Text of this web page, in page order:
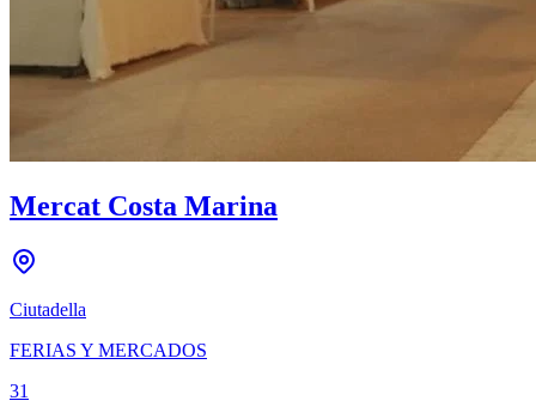
Mercat Costa Marina
Ciutadella
FERIAS Y MERCADOS
31